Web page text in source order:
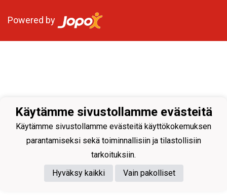
Powered by
Käytämme sivustollamme evästeitä
Käytämme sivustollamme evästeitä käyttökokemuksen
parantamiseksi sekä toiminnallisiin ja tilastollisiin
tarkoituksiin.
Hyväksy kaikki
Vain pakolliset